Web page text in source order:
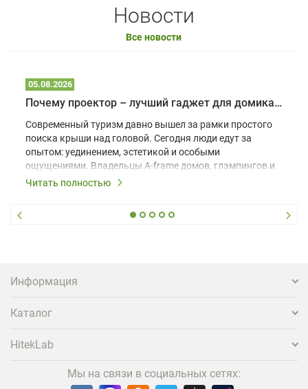
Новости
Все новости
05.08.2026
Почему проектор – лучший гаджет для домика в глэмпинге
Современный туризм давно вышел за рамки простого
поиска крыши над головой. Сегодня люди едут за
опытом: уединением, эстетикой и особыми
ощущениями. Владельцы A-frame домов, глэмпингов и
шале понимают, что конкуренция растет, и
вернуться и поделиться впечатлениями в соцсетях,
проектора.
Читать полностью
Информация
Каталог
HitekLab
Мы на связи в социальных сетях: